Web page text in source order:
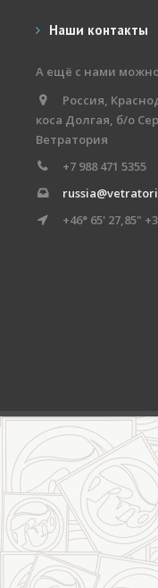
Наши контакты
А ещё с нами можно
Россия,
коса Долгая, б/о
Ветратория
+7 988 471 5355
+46° 65' 27,85"